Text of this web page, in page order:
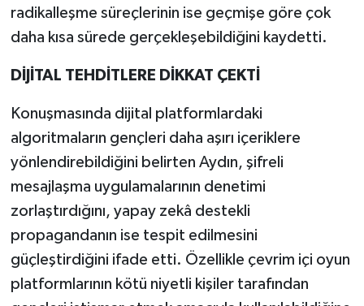
radikalleşme süreçlerinin ise geçmişe göre çok
daha kısa sürede gerçekleşebildiğini kaydetti.
DİJİTAL TEHDİTLERE DİKKAT ÇEKTİ
Konuşmasında dijital platformlardaki
algoritmaların gençleri daha aşırı içeriklere
yönlendirebildiğini belirten Aydın, şifreli
mesajlaşma uygulamalarının denetimi
zorlaştırdığını, yapay zekâ destekli
propagandanın ise tespit edilmesini
güçleştirdiğini ifade etti. Özellikle çevrim içi oyun
platformlarının kötü niyetli kişiler tarafından